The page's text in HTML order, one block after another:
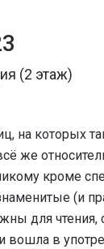
(2 этаж)
на которых
же
кроме
(и
для
в